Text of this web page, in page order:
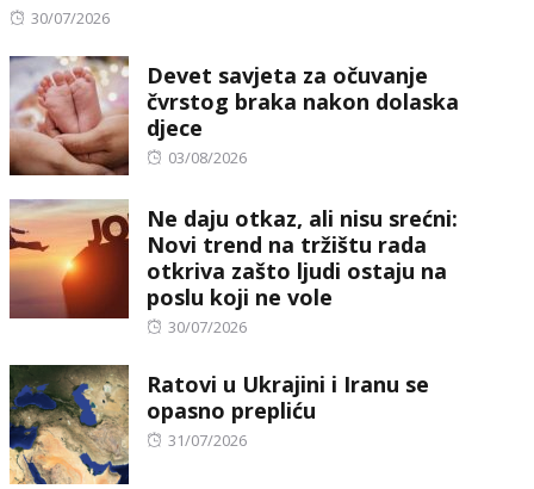
Posted
30/07/2026
Devet savjeta za očuvanje
čvrstog braka nakon dolaska
djece
Posted
03/08/2026
Ne daju otkaz, ali nisu srećni:
Novi trend na tržištu rada
otkriva zašto ljudi ostaju na
poslu koji ne vole
Posted
30/07/2026
Ratovi u Ukrajini i Iranu se
opasno prepliću
Posted
31/07/2026